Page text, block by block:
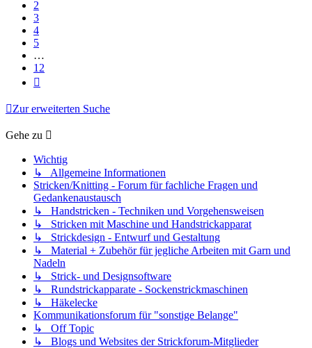
2
3
4
5
…
12
Zur erweiterten Suche
Gehe zu
Wichtig
↳ Allgemeine Informationen
Stricken/Knitting - Forum für fachliche Fragen und
Gedankenaustausch
↳ Handstricken - Techniken und Vorgehensweisen
↳ Stricken mit Maschine und Handstrickapparat
↳ Strickdesign - Entwurf und Gestaltung
↳ Material + Zubehör für jegliche Arbeiten mit Garn und
Nadeln
↳ Strick- und Designsoftware
↳ Rundstrickapparate - Sockenstrickmaschinen
↳ Häkelecke
Kommunikationsforum für "sonstige Belange"
↳ Off Topic
↳ Blogs und Websites der Strickforum-Mitglieder